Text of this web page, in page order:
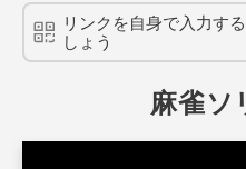
リンクを自身で入力す
しょう
麻雀ソ